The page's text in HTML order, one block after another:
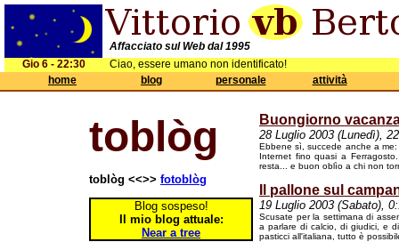
Affacciato sul Web dal 1995
Gio 6 - 22:30
Ciao, essere umano non identificato!
home
blog personale attività
toblòg
toblòg <<>> fotoblòg
Blog sospeso!
Il mio blog attuale:
Near a tree
Buongiorno
28 Luglio 2003 (Lunedì),
Ebbene sì, succede anche a
Internet fino quasi a
resta... e buon oblìo a chi non
Il pallone sul
19 Luglio 2003 (Sabato),
Scusate per la settimana di
a parlare di calcio, di giudici, e
pasticci all'italiana, tutto è